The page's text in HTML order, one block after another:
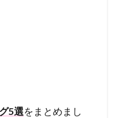
5選をまとめまし